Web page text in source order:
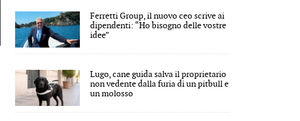
L’allerta di domenica
Ferretti Group, il nuovo ceo scrive ai
dipendenti: “Ho bisogno delle vostre
idee”
Lugo, cane guida salva il proprietario
non vedente dalla furia di un pitbull e
un molosso